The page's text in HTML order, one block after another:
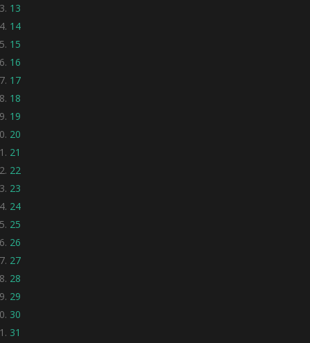
13
14
15
16
17
18
19
20
21
22
23
24
25
26
27
28
29
30
31